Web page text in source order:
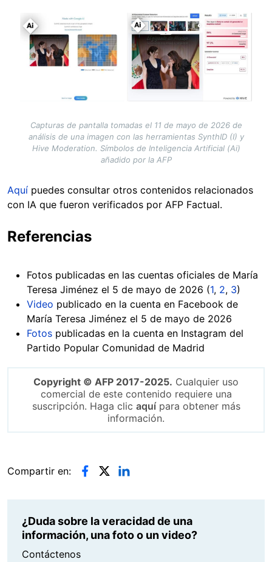
Image
Capturas de pantalla tomadas el 11 de mayo de 2026 de
análisis de una imagen con las herramientas SynthID (I) y
Hive Moderation. Símbolos de Inteligencia Artificial (Ai)
añadido por la AFP
Aquí puedes consultar otros contenidos relacionados
con IA que fueron verificados por AFP Factual.
Referencias
Fotos publicadas en las cuentas oficiales de María
Teresa Jiménez el 5 de mayo de 2026 (1, 2, 3)
Video publicado en la cuenta en Facebook de
María Teresa Jiménez el 5 de mayo de 2026
Fotos publicadas en la cuenta en Instagram del
Partido Popular Comunidad de Madrid
Copyright © AFP 2017-2025. Cualquier uso
comercial de este contenido requiere una
suscripción. Haga clic aquípara obtener más
información.
Compartir en:
¿Duda sobre la veracidad de una
información, una foto o un video?
Contáctenos